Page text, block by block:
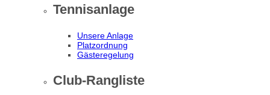
Tennisanlage
Unsere Anlage
Platzordnung
Gästeregelung
Club-Rangliste